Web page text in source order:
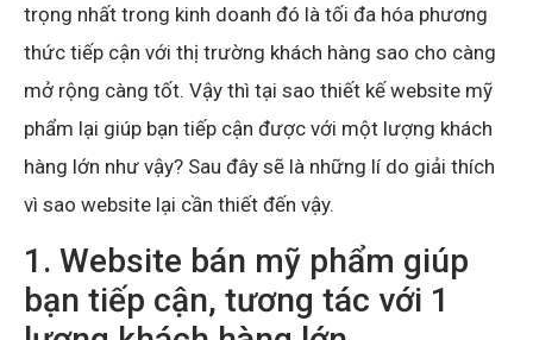
trọng nhất trong kinh doanh đó là tối đa hóa phương
thức tiếp cận với thị trường khách hàng sao cho càng
mở rộng càng tốt. Vậy thì tại sao thiết kế website mỹ
phẩm lại giúp bạn tiếp cận được với một lượng khách
hàng lớn như vậy? Sau đây sẽ là những lí do giải thích
vì sao website lại cần thiết đến vậy.
1. Website bán mỹ phẩm giúp
bạn tiếp cận, tương tác với 1